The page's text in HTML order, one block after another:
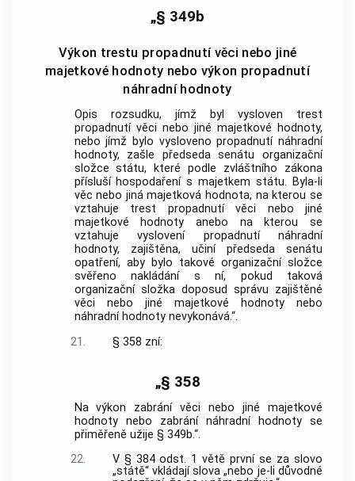
„§ 349b
Výkon trestu propadnutí věci nebo jiné
majetkové hodnoty nebo výkon propadnutí
náhradní hodnoty
Opis rozsudku, jímž byl vysloven trest
propadnutí věci nebo jiné majetkové hodnoty,
nebo jímž bylo vysloveno propadnutí náhradní
hodnoty, zašle předseda senátu organizační
složce státu, které podle zvláštního zákona
přísluší hospodaření s majetkem státu. Byla-li
věc nebo jiná majetková hodnota, na kterou se
vztahuje trest propadnutí věci nebo jiné
majetkové hodnoty anebo na kterou se
vztahuje vyslovení propadnutí náhradní
hodnoty, zajištěna, učiní předseda senátu
opatření, aby bylo takové organizační složce
svěřeno nakládání s ní, pokud taková
organizační složka doposud správu zajištěné
věci nebo jiné majetkové hodnoty nebo
náhradní hodnoty nevykonává.“.
21.
§ 358 zní:
„§ 358
Na výkon zabrání věci nebo jiné majetkové
hodnoty nebo zabrání náhradní hodnoty se
přiměřeně užije § 349b.“.
22.
V § 384 odst. 1 větě první se za slovo
„státě“ vkládají slova „nebo je-li důvodné